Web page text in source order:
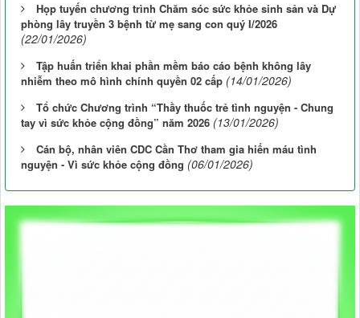
Họp tuyến chương trình Chăm sóc sức khỏe sinh sản và Dự
phòng lây truyền 3 bệnh từ mẹ sang con quý I/2026
(22/01/2026)
Tập huấn triển khai phần mềm báo cáo bệnh không lây
nhiễm theo mô hình chính quyền 02 cấp (14/01/2026)
Tổ chức Chương trình “Thầy thuốc trẻ tình nguyện - Chung
tay vì sức khỏe cộng đồng” năm 2026 (13/01/2026)
Cán bộ, nhân viên CDC Cần Thơ tham gia hiến máu tình
nguyện - Vì sức khỏe cộng đồng (06/01/2026)